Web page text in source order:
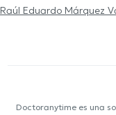
Raúl Eduardo Márquez
Doctoranytime es una